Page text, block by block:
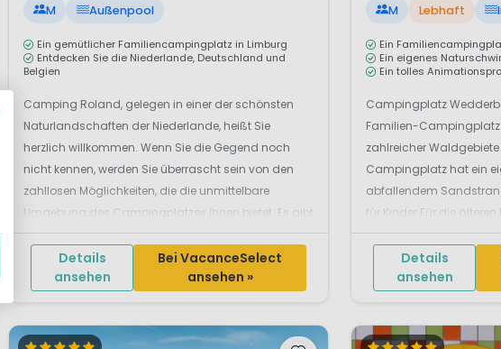
M Außenpool
Ein gemütlicher Familiencampingplatz in Limburg
Entdecken Sie die Niederlande, Deutschland und
Belgien
Camping Roland, gelegen in einer der schönsten
Naturlandschaften der Niederlande, heißt Sie
herzlich willkommen. Wenn Sie die Gegend noch
nicht kennen, werden Sie überrascht sein von den
zahllosen Möglichkeiten, die die unmittelbare
Umgebung des Campingplatzes Ihnen bietet. Es gibt
zum Beispiel die Maasdünen, die schönen Wälder,
die Heidefelder und...
Details
ansehen
Bei VacanceSelect
ansehen »
M Lebhaft
Ein
Ein eigenes
Ein tolles
Campingplatz
Familien-Campingplatz
zahlreicher
Campingplatz hat ein
abfallendem
für Kinder.Für die
am See werden
Details
ansehen